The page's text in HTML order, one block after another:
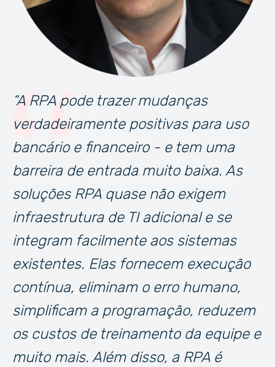
“A RPA pode trazer mudanças
verdadeiramente positivas para uso
bancário e financeiro - e tem uma
barreira de entrada muito baixa. As
soluções RPA quase não exigem
infraestrutura de TI adicional e se
integram facilmente aos sistemas
existentes. Elas fornecem execução
contínua, eliminam o erro humano,
simplificam a programação, reduzem
os custos de treinamento da equipe e
muito mais. Além disso, a RPA é